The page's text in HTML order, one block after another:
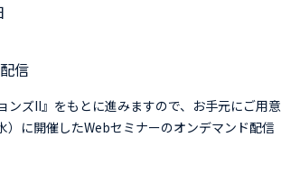
信
ズII』をもとに進みますので、お手元にご用意
に開催したWebセミナーのオンデマンド配信